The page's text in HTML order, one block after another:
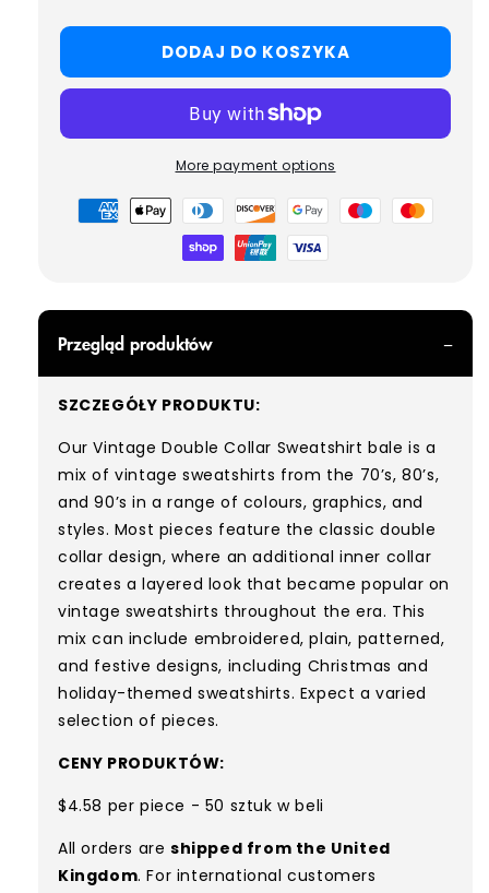
DODAJ DO KOSZYKA
More payment options
Metody
płatności
Przegląd produktów
SZCZEGÓŁY PRODUKTU:
Our Vintage Double Collar Sweatshirt bale is a
mix of vintage sweatshirts from the 70’s, 80’s,
and 90’s in a range of colours, graphics, and
styles. Most pieces feature the classic double
collar design, where an additional inner collar
creates a layered look that became popular on
vintage sweatshirts throughout the era. This
mix can include embroidered, plain, patterned,
and festive designs, including Christmas and
holiday-themed sweatshirts. Expect a varied
selection of pieces.
CENY PRODUKTÓW:
$4.58 per piece - 50 sztuk w beli
All orders are shipped from the United
Kingdom. For international customers